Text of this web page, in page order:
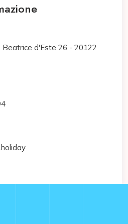
Beatrice d'Este 26 - 20122